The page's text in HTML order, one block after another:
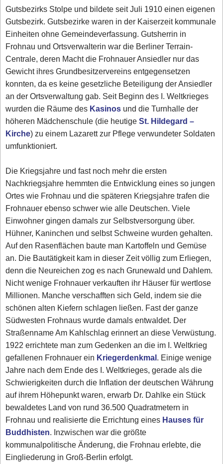
Gutsbezirks Stolpe und bildete seit Juli 1910 einen eigenen
Gutsbezirk. Gutsbezirke waren in der Kaiserzeit kommunale
Einheiten ohne Gemeindeverfassung. Gutsherrin in
Frohnau und Ortsverwalterin war die Berliner Terrain-
Centrale, deren Macht die Frohnauer Ansiedler nur das
Gewicht ihres Grundbesitzervereins entgegensetzen
konnten, da es keine gesetzliche Beteiligung der Ansiedler
an der Ortsverwaltung gab. Seit Beginn des I. Weltkrieges
wurden die Räume des Kasinos und die Turnhalle der
höheren Mädchenschule (die heutigeSt. Hildegard –
Kirche) zu einem Lazarett zur Pflege verwundeter Soldaten
umfunktioniert.
Die Kriegsjahre und fast noch mehr die ersten
Nachkriegsjahre hemmten die Entwicklung eines so jungen
Ortes wie Frohnau und die späteren Kriegsjahre trafen die
Frohnauer ebenso schwer wie alle Deutschen. Viele
Einwohner gingen damals zur Selbstversorgung über.
Hühner, Kaninchen und selbst Schweine wurden gehalten.
Auf den Rasenflächen baute man Kartoffeln und Gemüse
an. Die Bautätigkeit kam in dieser Zeit völlig zum Erliegen,
denn die Neureichen zog es nach Grunewald und Dahlem.
Nicht wenige Frohnauer verkauften ihr Häuser für wertlose
Millionen. Manche verschafften sich Geld, indem sie die
schönen alten Kiefern schlagen ließen. Fast der ganze
Südwesten Frohnaus wurde damals entwaldet. Der
Straßenname Am Kahlschlag erinnert an diese Verwüstung.
1922 errichtete man zum Gedenken an die im I. Weltkrieg
gefallenen Frohnauer ein Kriegerdenkmal. Einige wenige
Jahre nach dem Ende des I. Weltkrieges, gerade als die
Schwierigkeiten durch die Inflation der deutschen Währung
auf ihrem Höhepunkt waren, erwarb Dr. Dahlke ein Stück
bewaldetes Land von rund 36.500 Quadratmetern in
Frohnau und realisierte die Errichtung eines Hauses für
Buddhisten. Inzwischen war die größte
kommunalpolitische Änderung, die Frohnau erlebte, die
Eingliederung in Groß-Berlin erfolgt.